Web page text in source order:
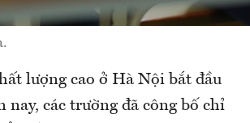
lượng cao ở Hà Nội bắt đầu
các trường đã công bố chỉ